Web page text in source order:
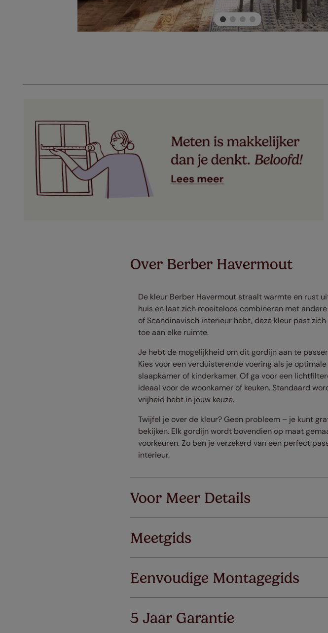
Over Berber Havermout
De kleur Berber Havermout straalt warmte en rust
huis en laat zich moeiteloos combineren met
of Scandinavisch interieur hebt, deze kleur past
toe aan elke ruimte.
Je hebt de mogelijkheid om dit gordijn aan te
Kies voor een verduisterende voering als je
slaapkamer of kinderkamer. Of ga voor een
ideaal voor de woonkamer of keuken. Standaard
vrijheid hebt in jouw keuze.
Twijfel je over de kleur? Geen probleem – je kunt
bekijken. Elk gordijn wordt bovendien op maat
voorkeuren. Zo ben je verzekerd van een perfect
interieur.
Voor Meer Details
Meetgids
Eenvoudige Montagegids
5 Jaar Garantie